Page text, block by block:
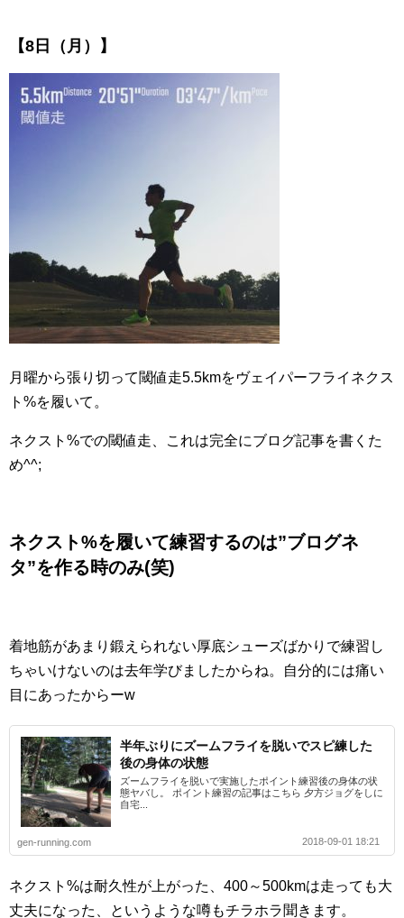
【8日（月）】
月曜から張り切って閾値走5.5kmをヴェイパーフライネクス
ト%を履いて。
ネクスト%での閾値走、これは完全にブログ記事を書くた
め^^;
ネクスト%を履いて練習するのは”ブログネ
タ”を作る時のみ(笑)
着地筋があまり鍛えられない厚底シューズばかりで練習し
ちゃいけないのは去年学びましたからね。自分的には痛い
目にあったからーw
半年ぶりにズームフライを脱いでスピ練した
後の身体の状態
ズームフライを脱いで実施したポイント練習後の身体の状
態ヤバし。 ポイント練習の記事はこちら 夕方ジョグをしに
自宅...
gen-running.com 2018-09-01 18:21
ネクスト%は耐久性が上がった、400～500kmは走っても大
丈夫になった、というような噂もチラホラ聞きます。